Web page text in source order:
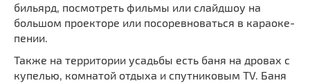
бильярд, посмотреть фильмы или слайдшоу на
большом проекторе или посоревноваться в караоке-
пении.
Также на территории усадьбы есть баня на дровах с
купелью, комнатой отдыха и спутниковым TV. Баня